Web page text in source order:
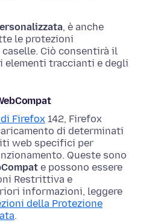
, è anche
le protezioni
Ciò consentirà il
traccianti e degli
Firefox 142, Firefox
di determinati
web specifici per
Queste sono
e possono essere
Restrittiva e
informazioni, leggere
della Protezione
.